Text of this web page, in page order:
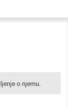
o njemu.